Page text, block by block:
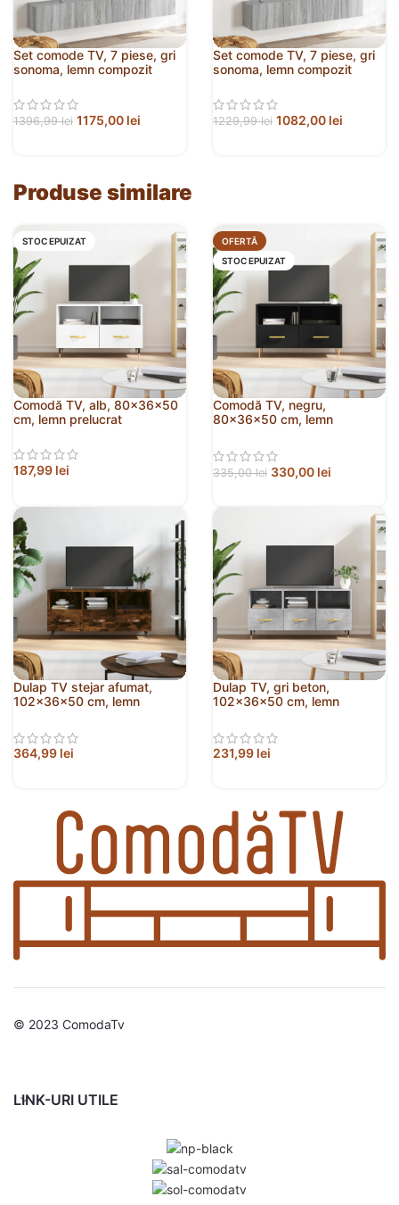
Set comode TV, 7 piese, gri
sonoma, lemn compozit
1396,99lei 1175,00 lei
Set comode TV, 7 piese, gri
sonoma, lemn compozit
1229,99lei 1082,00 lei
Produse similare
STOC EPUIZAT
Comodă TV, alb, 80x36x50
cm, lemn prelucrat
187,99 lei
OFERTĂ
STOC EPUIZAT
Comodă TV, negru,
80x36x50 cm, lemn
335,00lei 330,00 lei
Dulap TV stejar afumat,
102x36x50 cm, lemn
364,99 lei
Dulap TV, gri beton,
102x36x50 cm, lemn
231,99 lei
© 2023 ComodaTv
LINK-URI UTILE